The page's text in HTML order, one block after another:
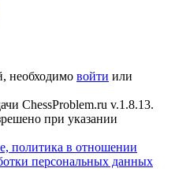
необходимо войти или
ChessProblem.ru v.1.8.13.
при указании
политика в отношении
персональных данных